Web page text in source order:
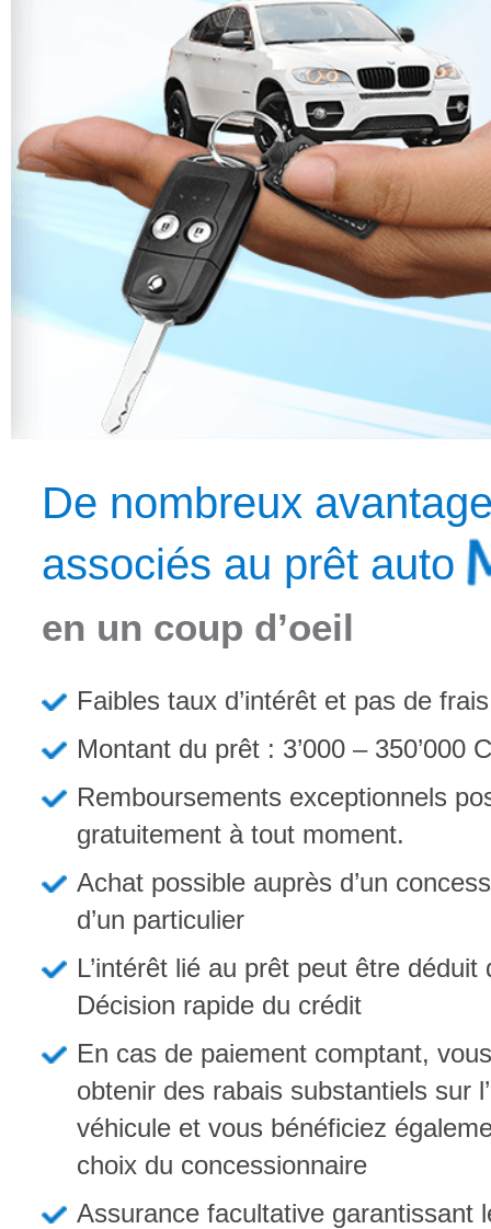
De nombreux
associés au prêt auto
en un coup d’oeil
Faibles taux d’intérêt et pas de
Montant du prêt : 3’000 – 350’000
Remboursements exceptionnels
gratuitement à tout moment.
Achat possible auprès d’un
d’un particulier
L’intérêt lié au prêt peut être déduit
Décision rapide du crédit
En cas de paiement comptant,
obtenir des rabais substantiels sur
véhicule et vous bénéficiez
choix du concessionnaire
Assurance facultative garantissant